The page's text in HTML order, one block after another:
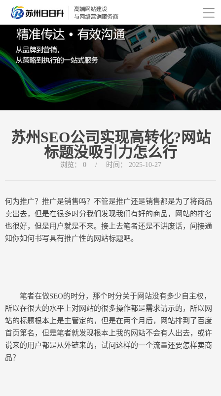
苏州SEO公司实现高转化?网站
标题没吸引力怎么行
浏览： 0 / 时间： 2025-10-27
何为推广？推广是销售吗？不管是推广还是销售都是为了将商品
卖出去，但是在很多时分我们发现我们有好的商品，网站的排名
也很好，但是用户就是不来。接上去笔者还是不讲废话，间接通
知你如何书写具有推广性的网站标题吧。
笔者在做SEO的时分，那个时分关于网站没有多少自主权，
所以在很大的水平上对网站的很多操作都是需求请示的，所以网
站的标题根本上是主管定的，但是在两个月后，网站排到了百度
首页第名，但是笔者就发现根本上我的网站不会有人出去，或许
说来的用户都是从外链来的，试问这样的一个流量还要怎样卖商
品？